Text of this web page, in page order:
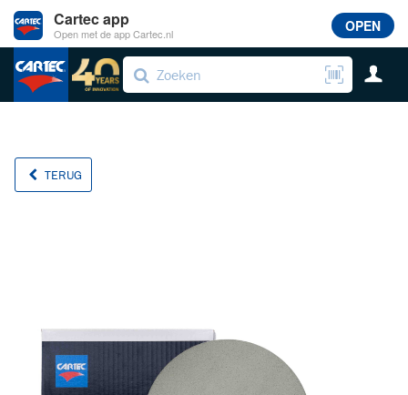
TERUG
Cartec app
Open met de app Cartec.nl OPEN